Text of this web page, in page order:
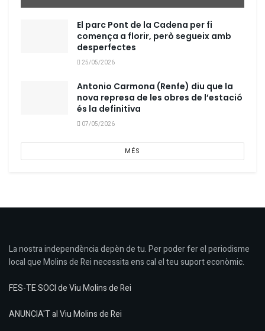
El parc Pont de la Cadena per fi
comença a florir, però segueix amb
desperfectes
25/05/2026
Antonio Carmona (Renfe) diu que la
nova represa de les obres de l’estació
és la definitiva
07/05/2026
MÉS
La nostra independència depèn de tu. Per poder fer el periodisme
local que Molins de Rei necessita ens cal el teu suport econòmic.
FES-TE SOCI de Viu Molins de Rei
ANUNCIA'T al Viu Molins de Rei